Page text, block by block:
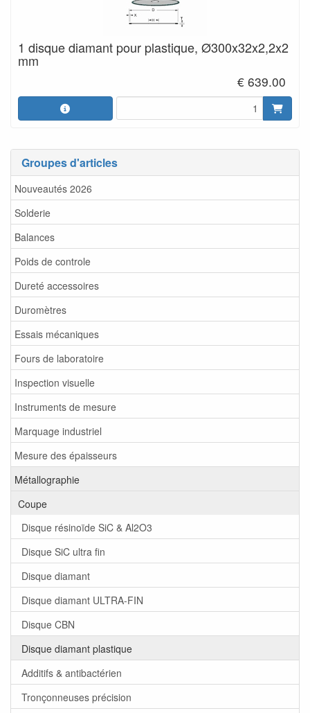
Groupes d'articles
Nouveautés 2026
Solderie
Balances
Poids de controle
Dureté accessoires
Duromètres
Essais mécaniques
Fours de laboratoire
Inspection visuelle
Instruments de mesure
Marquage industriel
Mesure des épaisseurs
Métallographie
Coupe
Disque résinoïde SiC & Al2O3
Disque SiC ultra fin
Disque diamant
Disque diamant ULTRA-FIN
Disque CBN
Disque diamant plastique
Additifs & antibactérien
Tronçonneuses précision
1 disque diamant pour plastique, Ø300x32x2,2x2
mm
€ 639.00